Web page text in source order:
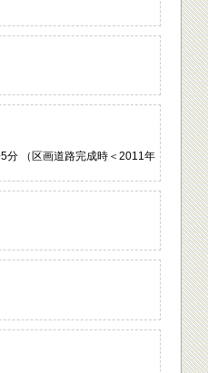
分 （区画道路完成時＜2011年